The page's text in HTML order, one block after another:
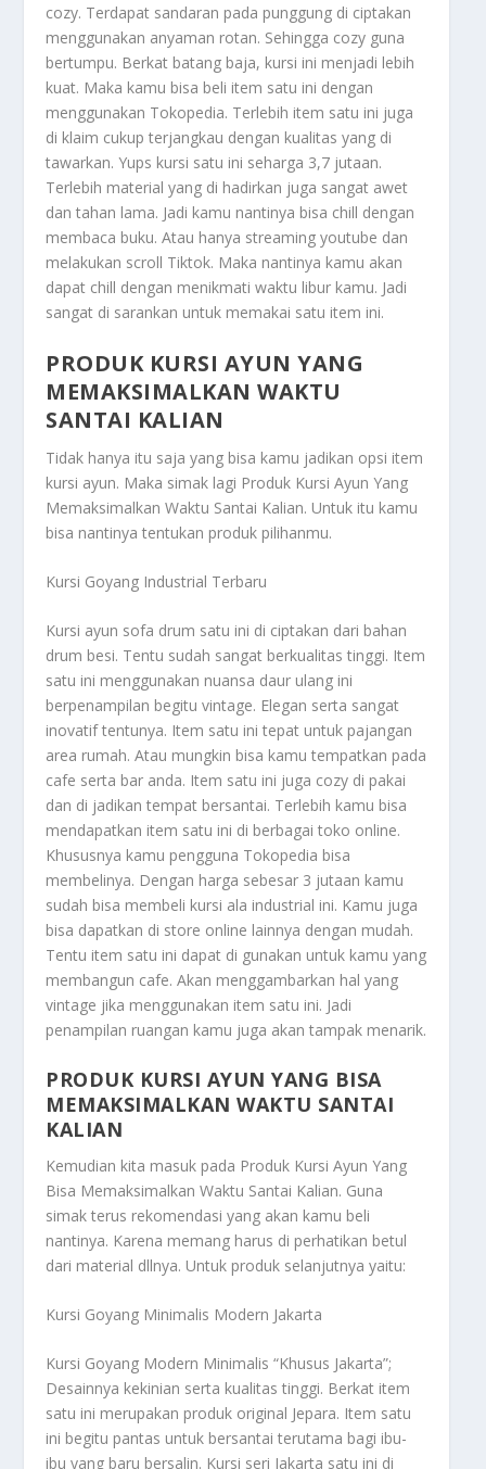
cozy. Terdapat sandaran pada punggung di ciptakan
menggunakan anyaman rotan. Sehingga cozy guna
bertumpu. Berkat batang baja, kursi ini menjadi lebih
kuat. Maka kamu bisa beli item satu ini dengan
menggunakan Tokopedia. Terlebih item satu ini juga
di klaim cukup terjangkau dengan kualitas yang di
tawarkan. Yups kursi satu ini seharga 3,7 jutaan.
Terlebih material yang di hadirkan juga sangat awet
dan tahan lama. Jadi kamu nantinya bisa chill dengan
membaca buku. Atau hanya streaming youtube dan
melakukan scroll Tiktok. Maka nantinya kamu akan
dapat chill dengan menikmati waktu libur kamu. Jadi
sangat di sarankan untuk memakai satu item ini.
PRODUK KURSI AYUN YANG
MEMAKSIMALKAN WAKTU
SANTAI KALIAN
Tidak hanya itu saja yang bisa kamu jadikan opsi item
kursi ayun. Maka simak lagi Produk Kursi Ayun Yang
Memaksimalkan Waktu Santai Kalian. Untuk itu kamu
bisa nantinya tentukan produk pilihanmu.
Kursi Goyang Industrial Terbaru
Kursi ayun sofa drum satu ini di ciptakan dari bahan
drum besi. Tentu sudah sangat berkualitas tinggi. Item
satu ini menggunakan nuansa daur ulang ini
berpenampilan begitu vintage. Elegan serta sangat
inovatif tentunya. Item satu ini tepat untuk pajangan
area rumah. Atau mungkin bisa kamu tempatkan pada
cafe serta bar anda. Item satu ini juga cozy di pakai
dan di jadikan tempat bersantai. Terlebih kamu bisa
mendapatkan item satu ini di berbagai toko online.
Khususnya kamu pengguna Tokopedia bisa
membelinya. Dengan harga sebesar 3 jutaan kamu
sudah bisa membeli kursi ala industrial ini. Kamu juga
bisa dapatkan di store online lainnya dengan mudah.
Tentu item satu ini dapat di gunakan untuk kamu yang
membangun cafe. Akan menggambarkan hal yang
vintage jika menggunakan item satu ini. Jadi
penampilan ruangan kamu juga akan tampak menarik.
PRODUK KURSI AYUN YANG BISA
MEMAKSIMALKAN WAKTU SANTAI
KALIAN
Kemudian kita masuk pada Produk Kursi Ayun Yang
Bisa Memaksimalkan Waktu Santai Kalian. Guna
simak terus rekomendasi yang akan kamu beli
nantinya. Karena memang harus di perhatikan betul
dari material dllnya. Untuk produk selanjutnya yaitu:
Kursi Goyang Minimalis Modern Jakarta
Kursi Goyang Modern Minimalis “Khusus Jakarta”;
Desainnya kekinian serta kualitas tinggi. Berkat item
satu ini merupakan produk original Jepara. Item satu
ini begitu pantas untuk bersantai terutama bagi ibu-
ibu yang baru bersalin. Kursi seri Jakarta satu ini di